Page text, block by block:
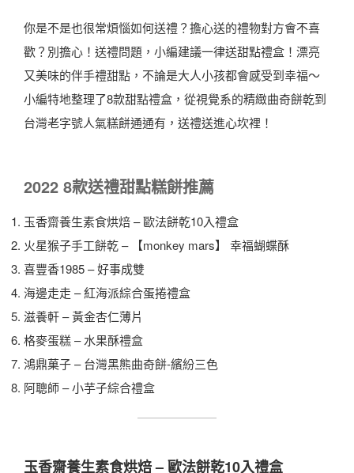
你是不是也很常煩惱如何送禮？擔心送的禮物對方會不喜
歡？別擔心！送禮問題，小編建議一律送甜點禮盒！漂亮
又美味的伴手禮甜點，不論是大人小孩都會感受到幸福～
小編特地整理了8款甜點禮盒，從視覺系的精緻曲奇餅乾到
台灣老字號人氣糕餅通通有，送禮送進心坎裡！
2022 8款送禮甜點糕餅推薦
玉香齋養生素食烘焙 – 歐法餅乾10入禮盒
火星猴子手工餅乾 – 【monkey mars】 幸福蝴蝶酥
喜豐香1985 – 好事成雙
海邊走走 – 紅海派綜合蛋捲禮盒
滋養軒 – 黃金杏仁薄片
格麥蛋糕 – 水果酥禮盒
鴻鼎菓子 – 台灣黑熊曲奇餅-繽紛三色
阿聰師 – 小芋子綜合禮盒
玉香齋養生素食烘焙 – 歐法餅乾10入禮盒